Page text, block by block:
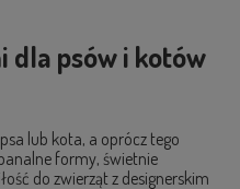
dla psów i kotów
lub kota, a oprócz tego
formy, świetnie
do zwierząt z designerskim